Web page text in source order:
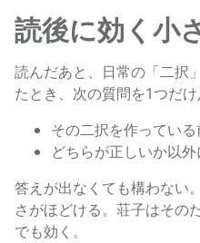
読後に効く小
読んだあと、日常の「二択
たとき、次の質問を1つだけ
その二択を作ってい
どちらが正しいか以
答えが出なくても構わない
さがほどける。荘子はその
でも効く。